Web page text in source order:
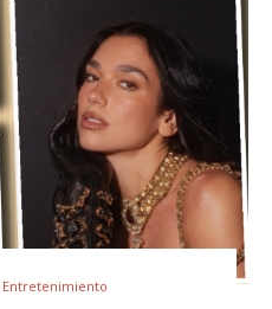
Entretenimiento